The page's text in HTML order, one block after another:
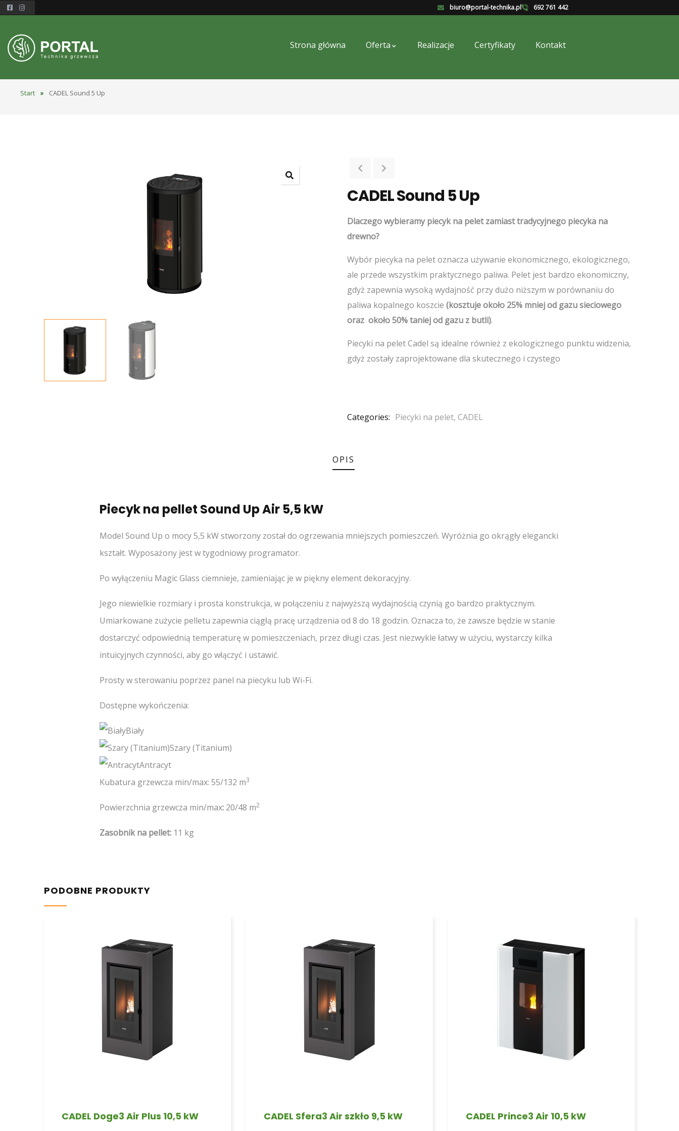
biuro@portal-technika.pl 692 761 442
Strona główna Oferta Realizacje Certyfikaty Kontakt
Start » CADEL Sound 5 Up
CADEL Sound 5 Up
Dlaczego wybieramy piecyk na pelet zamiast tradycyjnego piecyka na
drewno?
Wybór piecyka na pelet oznacza używanie ekonomicznego, ekologicznego,
ale przede wszystkim praktycznego paliwa. Pelet jest bardzo ekonomiczny,
gdyż zapewnia wysoką wydajność przy dużo niższym w porównaniu do
paliwa kopalnego koszcie (kosztuje około 25% mniej od gazu sieciowego
oraz około 50% taniej od gazu z butli).
Piecyki na pelet Cadel są idealne również z ekologicznego punktu widzenia,
gdyż zostały zaprojektowane dla skutecznego i czystego
Categories: Piecyki na pelet, CADEL
OPIS
Piecyk na pellet Sound Up Air 5,5 kW
Model Sound Up o mocy 5,5 kW stworzony został do ogrzewania mniejszych pomieszczeń. Wyróżnia go okrągły elegancki
kształt. Wyposażony jest w tygodniowy programator.
Po wyłączeniu Magic Glass ciemnieje, zamieniając je w piękny element dekoracyjny.
Jego niewielkie rozmiary i prosta konstrukcja, w połączeniu z najwyższą wydajnością czynią go bardzo praktycznym.
Umiarkowane zużycie pelletu zapewnia ciągłą pracę urządzenia od 8 do 18 godzin. Oznacza to, że zawsze będzie w stanie
dostarczyć odpowiednią temperaturę w pomieszczeniach, przez długi czas. Jest niezwykle łatwy w użyciu, wystarczy kilka
intuicyjnych czynności, aby go włączyć i ustawić.
Prosty w sterowaniu poprzez panel na piecyku lub Wi-Fi.
Dostępne wykończenia:
Biały
Szary (Titanium)
Antracyt
Kubatura grzewcza min/max: 55/132 m3
Powierzchnia grzewcza min/max: 20/48 m2
Zasobnik na pellet: 11 kg
PODOBNE PRODUKTY
CADEL Doge3 Air Plus 10,5 kW CADEL Sfera3 Air szkło 9,5 kW CADEL Prince3 Air 10,5 kW